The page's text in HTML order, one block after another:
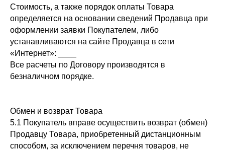
Стоимость, а также порядок оплаты Товара
определяется на основании сведений Продавца при
оформлении заявки Покупателем, либо
устанавливаются на сайте Продавца в сети
«Интернет»: ____
Все расчеты по Договору производятся в
безналичном порядке.
Обмен и возврат Товара
5.1 Покупатель вправе осуществить возврат (обмен)
Продавцу Товара, приобретенный дистанционным
способом, за исключением перечня товаров, не